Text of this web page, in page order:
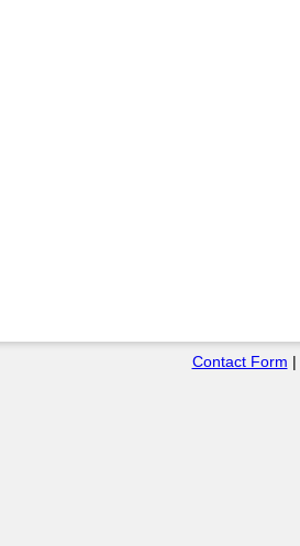
Contact Form |